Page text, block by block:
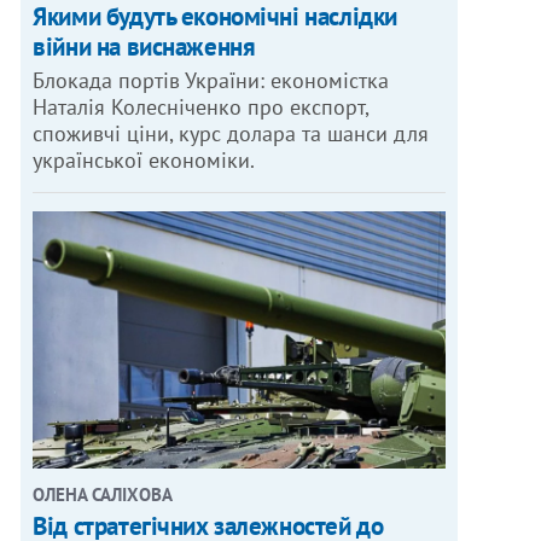
Якими будуть економічні наслідки
війни на виснаження
Блокада портів України: економістка
Наталія Колесніченко про експорт,
споживчі ціни, курс долара та шанси для
української економіки.
ОЛЕНА САЛІХОВА
Від стратегічних залежностей до